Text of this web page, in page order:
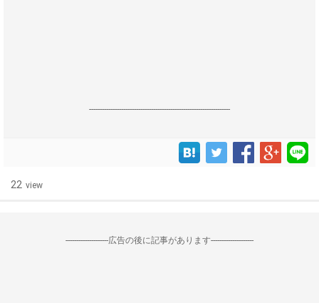
------------------------------------------------------------------
22 view
--------------------広告の後に記事があります--------------------